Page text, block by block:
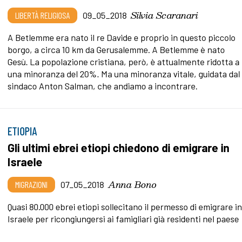
LIBERTÀ RELIGIOSA 09_05_2018 Silvia Scaranari
A Betlemme era nato il re Davide e proprio in questo piccolo
borgo, a circa 10 km da Gerusalemme. A Betlemme è nato
Gesù. La popolazione cristiana, però, è attualmente ridotta a
una minoranza del 20%. Ma una minoranza vitale, guidata dal
sindaco Anton Salman, che andiamo a incontrare.
ETIOPIA
Gli ultimi ebrei etiopi chiedono di emigrare in
Israele
MIGRAZIONI 07_05_2018 Anna Bono
Quasi 80.000 ebrei etiopi sollecitano il permesso di emigrare in
Israele per ricongiungersi ai famigliari già residenti nel paese